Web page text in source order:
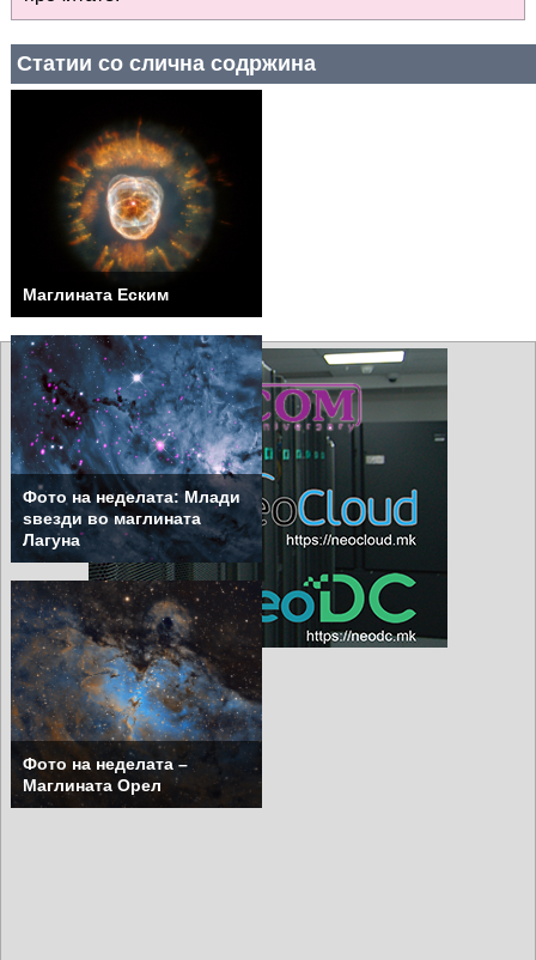
Статии со слична содржина
Маглината Еским
Фото на неделата: Млади
ѕвезди во маглината
Лагуна
Фото на неделата –
Маглината Орел